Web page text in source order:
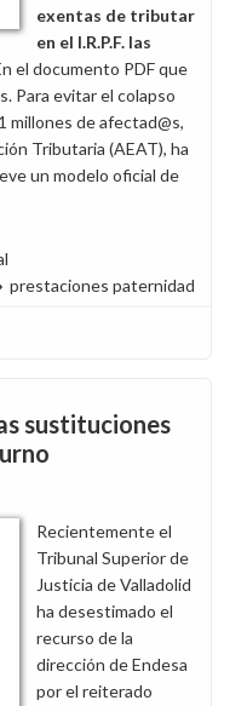
exentas de tributar
en el I.R.P.F. las
el documento PDF que
Para evitar el colapso
millones de afectad@s,
Tributaria (AEAT), ha
un modelo oficial de
prestaciones paternidad
sustituciones
Recientemente el
Tribunal Superior de
Justicia de Valladolid
ha desestimado el
recurso de la
dirección de Endesa
por el reiterado